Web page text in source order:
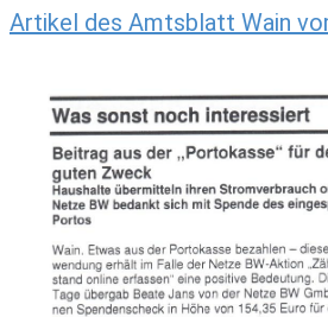
Artikel des Amtsblatt Wain